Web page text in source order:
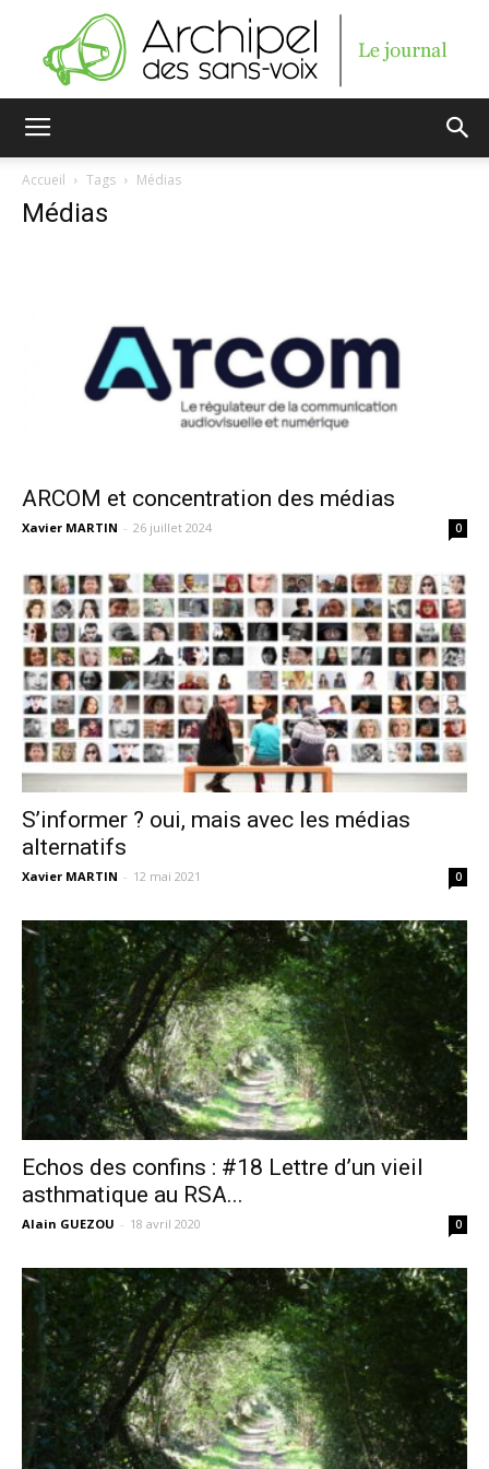
sans-
voix
Accueil Tags Médias
Médias
ARCOM et concentration des médias
Xavier MARTIN - 26 juillet 2024 0
S’informer ? oui, mais avec les médias
alternatifs
Xavier MARTIN - 12 mai 2021 0
Echos des confins : #18 Lettre d’un vieil
asthmatique au RSA...
Alain GUEZOU - 18 avril 2020 0